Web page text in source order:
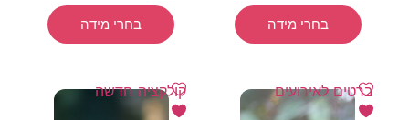
בחרי מידה בחרי מידה
ברטים לאירועים קולקציה חדשה